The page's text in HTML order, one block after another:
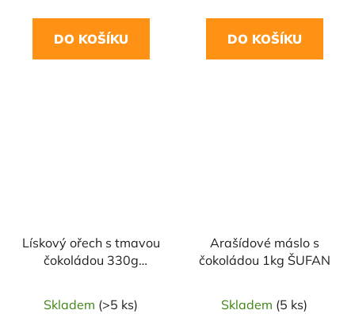
DO KOŠÍKU DO KOŠÍKU
Lískový ořech s tmavou
čokoládou 330g
Skladem (>5 ks)
Arašídové máslo s
čokoládou 1kg ŠUFAN
Skladem (5 ks)